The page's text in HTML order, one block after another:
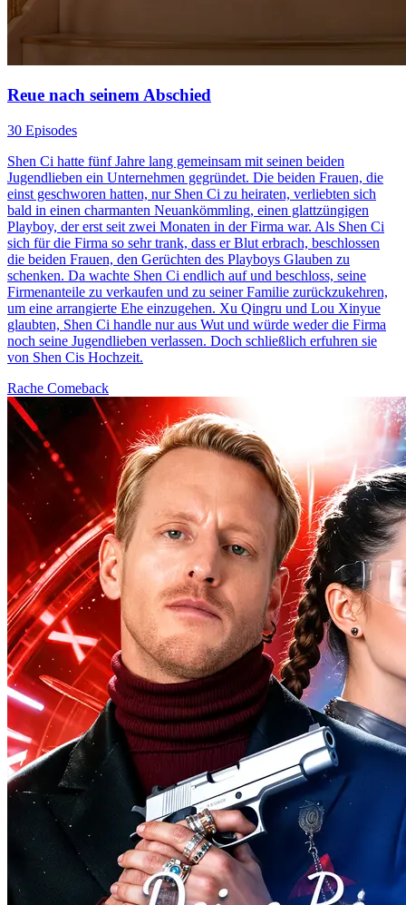
Reue nach seinem Abschied
30 Episodes
Shen Ci hatte fünf Jahre lang gemeinsam mit seinen beiden
Jugendlieben ein Unternehmen gegründet. Die beiden Frauen, die
einst geschworen hatten, nur Shen Ci zu heiraten, verliebten sich
bald in einen charmanten Neuankömmling, einen glattzüngigen
Playboy, der erst seit zwei Monaten in der Firma war. Als Shen Ci
sich für die Firma so sehr trank, dass er Blut erbrach, beschlossen
die beiden Frauen, den Gerüchten des Playboys Glauben zu
schenken. Da wachte Shen Ci endlich auf und beschloss, seine
Firmenanteile zu verkaufen und zu seiner Familie zurückzukehren,
um eine arrangierte Ehe einzugehen. Xu Qingru und Lou Xinyue
glaubten, Shen Ci handle nur aus Wut und würde weder die Firma
noch seine Jugendlieben verlassen. Doch schließlich erfuhren sie
von Shen Cis Hochzeit.
Rache Comeback